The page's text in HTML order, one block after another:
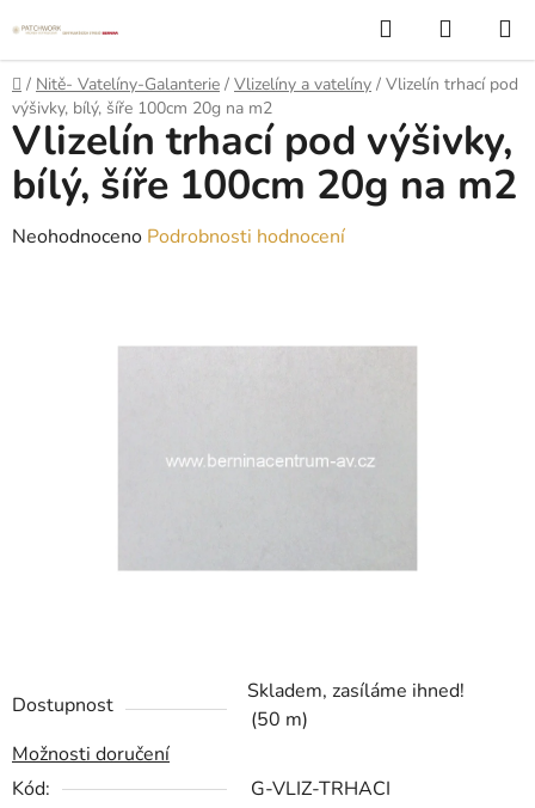
na
obsah
Hledat
KOŠÍK
Domů
/ Nitě- Vatelíny-Galanterie / Vlizelíny a vatelíny / Vlizelín trhací pod
výšivky, bílý, šíře 100cm 20g na m2
Dostupnost
Skladem, zasíláme ihned!
(50 m)
Možnosti doručení
Kód:
G-VLIZ-TRHACI
Vlizelín trhací pod výšivky,
bílý, šíře 100cm 20g na m2
Průměrné
Neohodnoceno Podrobnosti hodnocení